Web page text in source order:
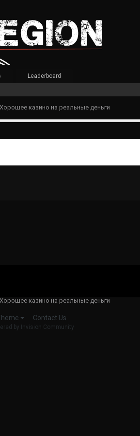
Leaderboard
казино на реальные деньги
казино на реальные деньги
Contact Us
by Invision Community